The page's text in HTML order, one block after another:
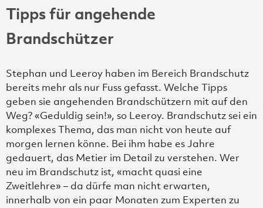
Tipps für angehende
Brandschützer
Stephan und Leeroy haben im Bereich Brandschutz
bereits mehr als nur Fuss gefasst. Welche Tipps
geben sie angehenden Brandschützern mit auf den
Weg? «Geduldig sein!», so Leeroy. Brandschutz sei ein
komplexes Thema, das man nicht von heute auf
morgen lernen könne. Bei ihm habe es Jahre
gedauert, das Metier im Detail zu verstehen. Wer
neu im Brandschutz ist, «macht quasi eine
Zweitlehre» – da dürfe man nicht erwarten,
innerhalb von ein paar Monaten zum Experten zu